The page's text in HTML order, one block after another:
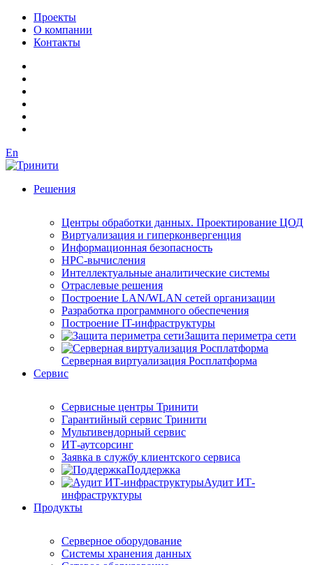
Проекты
О компании
Контакты
En
Решения
Центры обработки данных. Проектирование ЦОД
Виртуализация и гиперконвергенция
Информационная безопасность
HPC-вычисления
Интеллектуальные аналитические системы
Отраслевые решения
Построение LAN/WLAN сетей организации
Разработка программного обеспечения
Построение IT-инфраструктуры
Защита периметра сети
Серверная виртуализация Росплатформа
Сервис
Сервисные центры Тринити
Гарантийный сервис Тринити
Мультивендорный сервис
ИТ-аутсорсинг
Заявка в службу клиентского сервиса
Поддержка
Аудит ИТ-
инфраструктуры
Продукты
Серверное оборудование
Системы хранения данных